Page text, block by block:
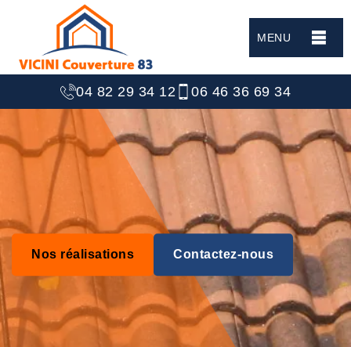
MENU
04 82 29 34 12 06 46 36 69 34
Nos réalisations Contactez-nous